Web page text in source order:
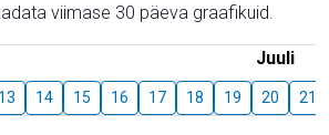
viimase 30 päeva graafikuid.
Juuli
13 14 15 16 17 18 19 20 21